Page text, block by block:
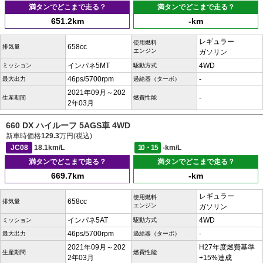
満タンでどこまで走る？
651.2km
満タンでどこまで走る？
-km
排気量 658cc
使用燃料
エンジン
レギュラー
ガソリン
ミッション インパネ5MT 駆動方式 4WD
最大出力 46ps/5700rpm 過給器（ターボ） -
生産期間
2021年09月～202
2年03月
燃費性能 -
660 DX ハイルーフ 5AGS車 4WD
新車時価格129.3万円(税込)
JC08
18.1km/L 10・15
-km/L
満タンでどこまで走る？
669.7km
満タンでどこまで走る？
-km
排気量 658cc
使用燃料
エンジン
レギュラー
ガソリン
ミッション インパネ5AT 駆動方式 4WD
最大出力 46ps/5700rpm 過給器（ターボ） -
生産期間
2021年09月～202
2年03月
燃費性能
H27年度燃費基準
+15%達成